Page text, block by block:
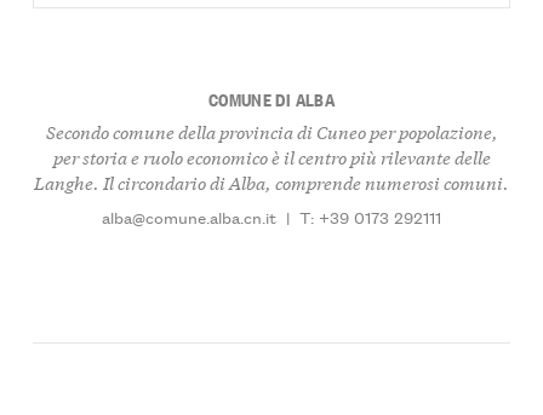
COMUNE DI ALBA
Secondo comune della provincia di Cuneo per popolazione,
per storia e ruolo economico è il centro più rilevante delle
Langhe. Il circondario di Alba, comprende numerosi comuni.
alba@comune.alba.cn.it | T: +39 0173 292111